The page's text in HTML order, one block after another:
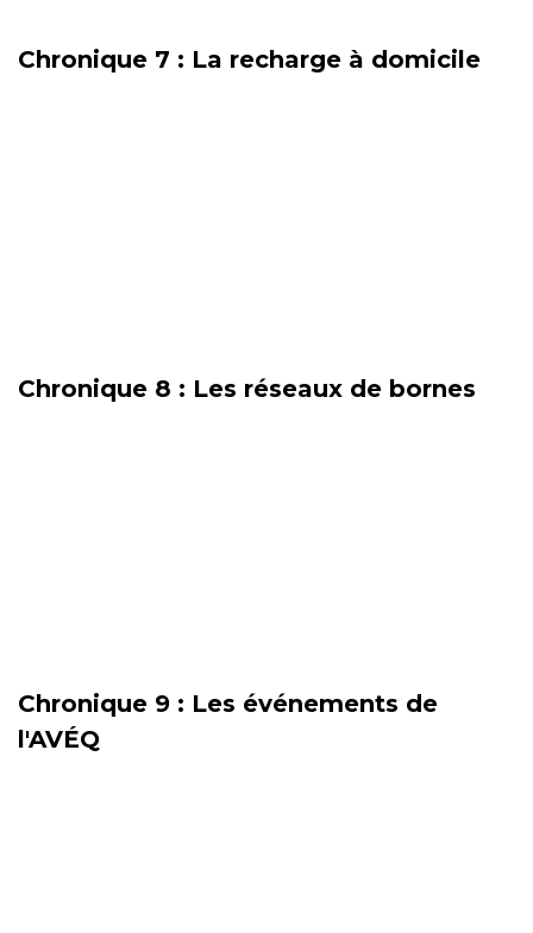
Chronique 7 : La recharge à domicile
Chronique 8 : Les réseaux de bornes
Chronique 9 : Les événements de
l'AVÉQ